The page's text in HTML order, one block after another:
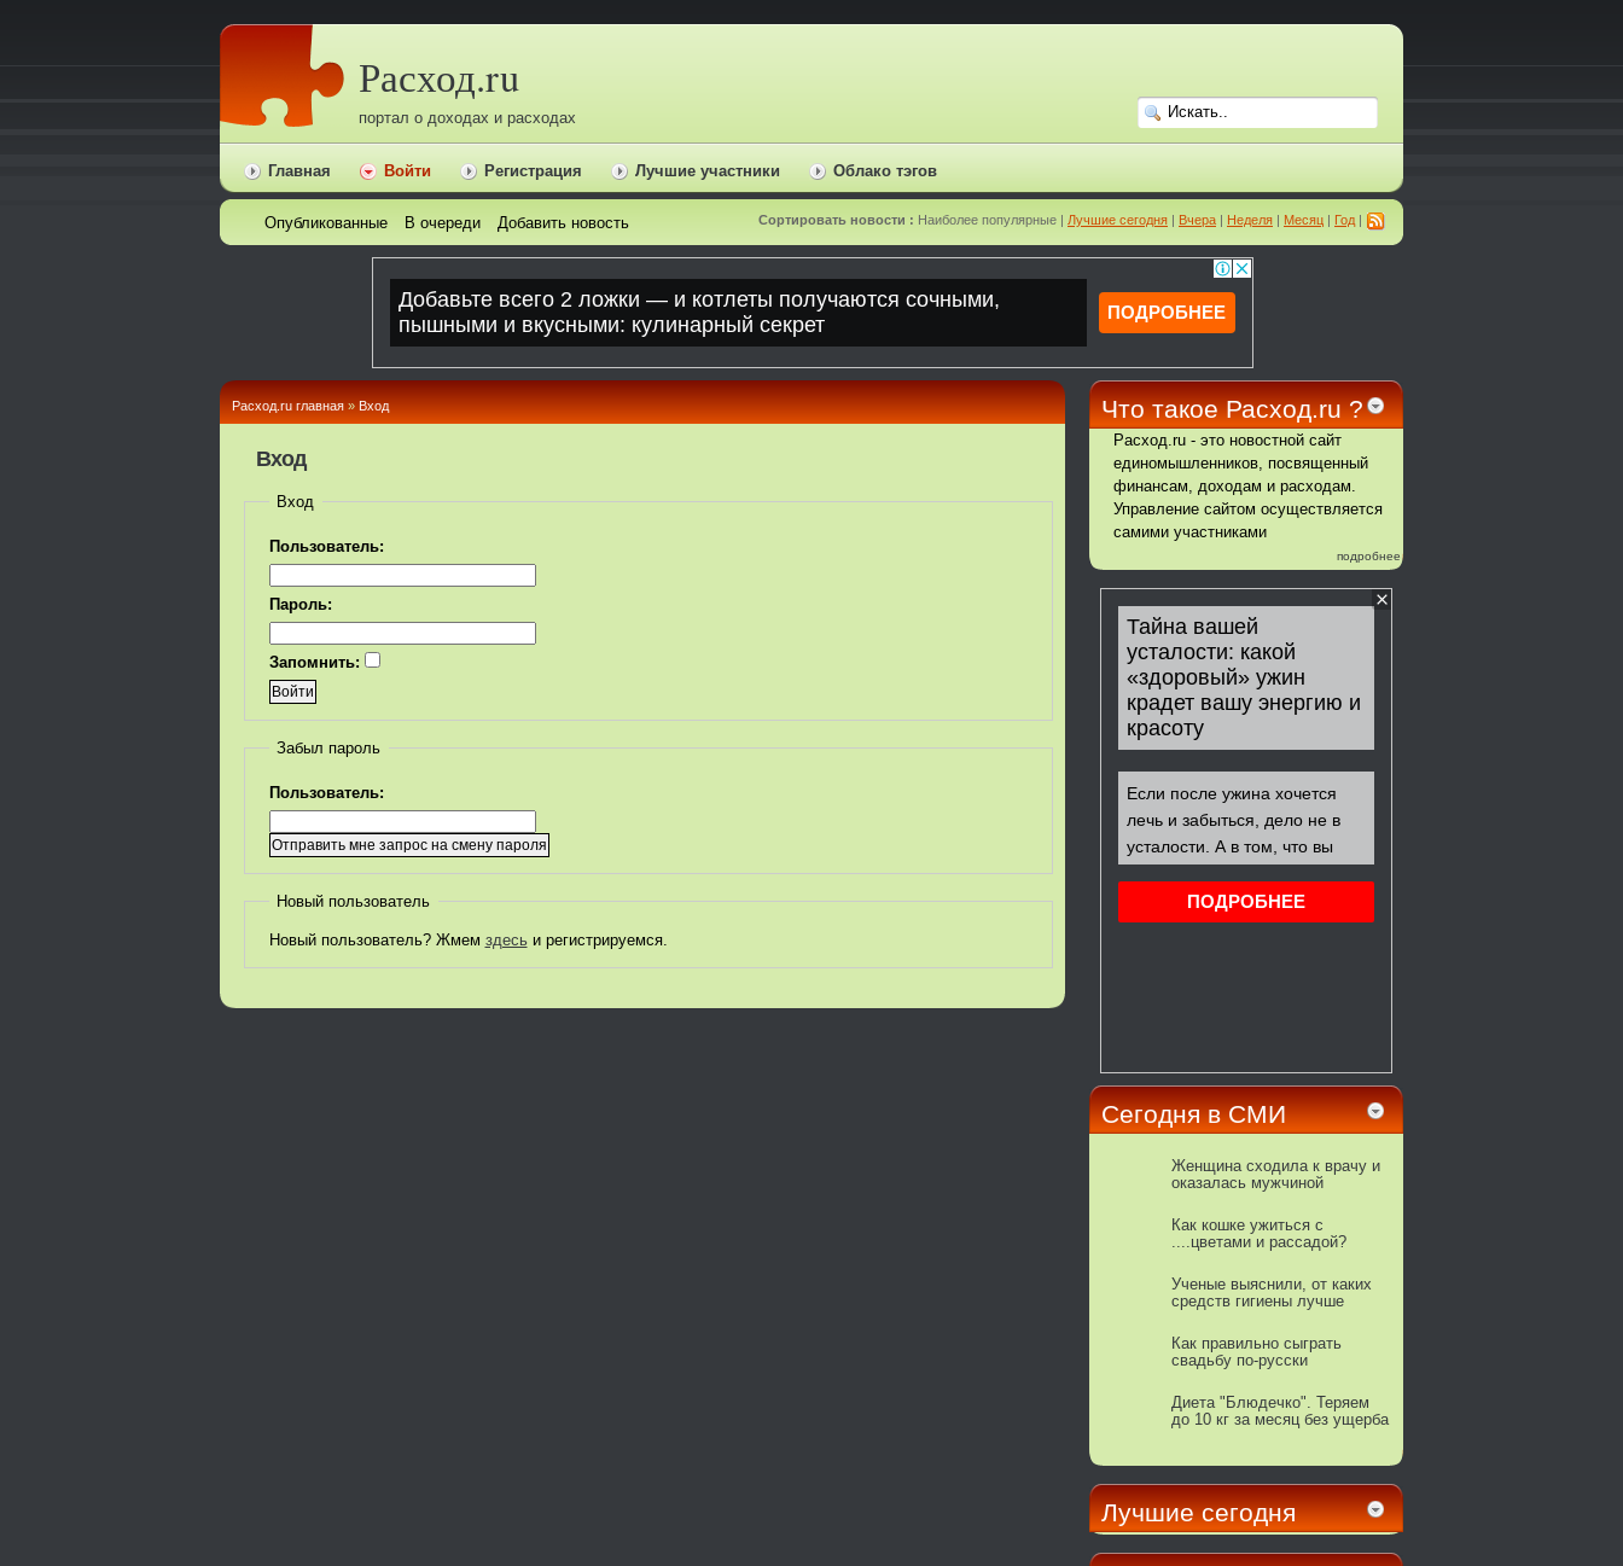
Расход.ru
портал о доходах и расходах
Главная Войти Регистрация Лучшие участники Облако тэгов
Сортировать новости : Наиболее популярные | Лучшие сегодня | Вчера | Неделя | Месяц | Год |
Опубликованные В очереди Добавить новость
Расход.ru главная » Вход
Вход
Вход
Пользователь:
Пароль:
Запомнить:
Забыл пароль
Пользователь:
Новый пользователь
Новый пользователь? Жмем здесьи регистрируемся.
Что такое Расход.ru ?
Расход.ru - это новостной сайт
единомышленников, посвященный
финансам, доходам и расходам.
Управление сайтом осуществляется
самими участниками
подробнее
Сегодня в СМИ
Женщина сходила к врачу и
оказалась мужчиной
Как кошке ужиться с
....цветами и рассадой?
Ученые выяснили, от каких
средств гигиены лучше
проблем со здоровьем
Как правильно сыграть
свадьбу по-русски
Диета "Блюдечко". Теряем
до 10 кг за месяц без ущерба
Лучшие сегодня